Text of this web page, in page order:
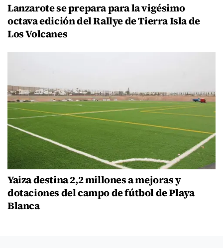
Lanzarote se prepara para la vigésimo
octava edición del Rallye de Tierra Isla de
Los Volcanes
Yaiza destina 2,2 millones a mejoras y
dotaciones del campo de fútbol de Playa
Blanca